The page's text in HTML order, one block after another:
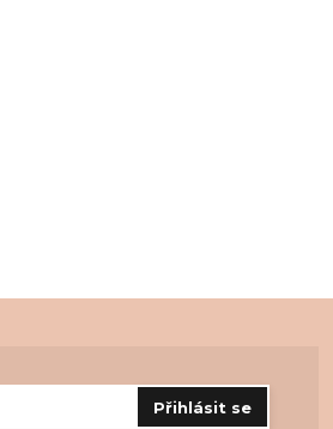
Přihlásit se